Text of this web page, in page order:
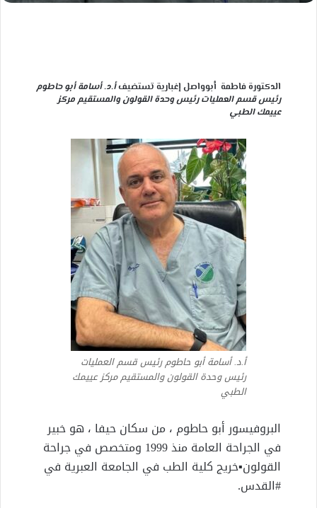
الدكتورة فاطمة أبوواصل إغبارية تستضيفأ.د. أسامة أبو حاطوم
رئيس قسم العمليات رئيس وحدة القولون والمستقيم مركز
عييمك الطبي
أ.د. أسامة أبو حاطوم رئيس قسم العمليات
رئيس وحدة القولون والمستقيم مركز عييمك
الطبي
البروفيسور أبو حاطوم ، من سكان حيفا ، هو خبير
في الجراحة العامة منذ 1999 ومتخصص في جراحة
القولون▪︎خريج كلية الطب في الجامعة العبرية في
#القدس.